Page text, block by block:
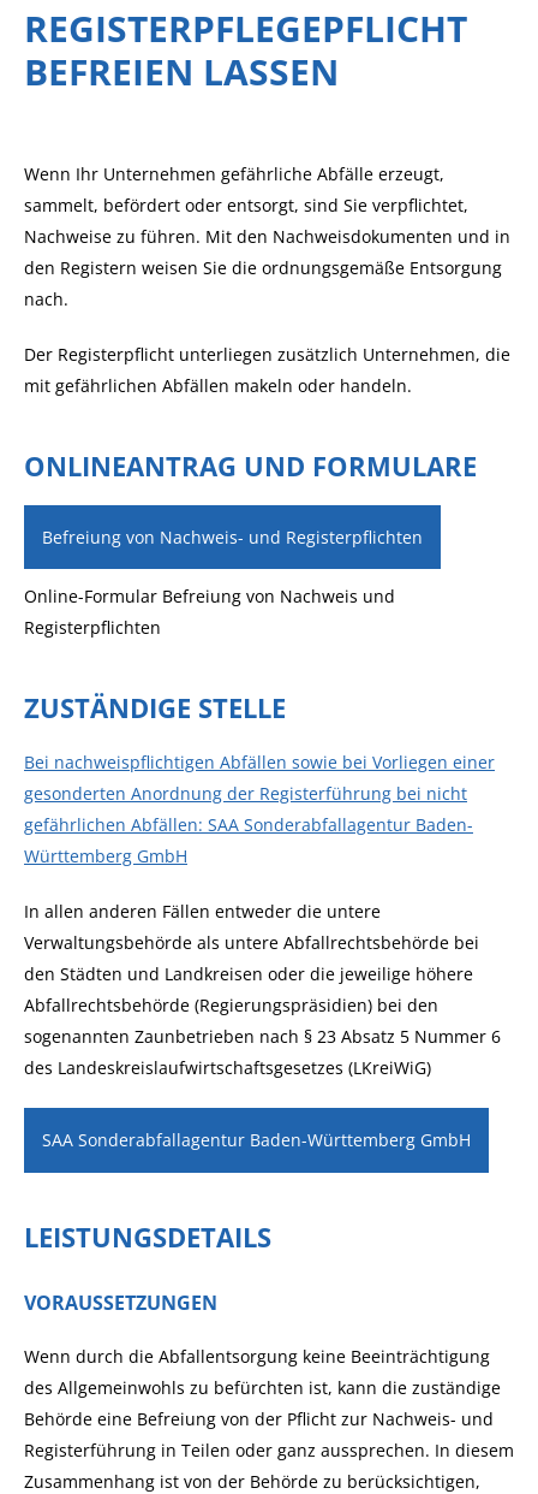
REGISTERPFLEGEPFLICHT
BEFREIEN LASSEN
Wenn Ihr Unternehmen gefährliche Abfälle erzeugt,
sammelt, befördert oder entsorgt, sind Sie verpflichtet,
Nachweise zu führen. Mit den Nachweisdokumenten und in
den Registern weisen Sie die ordnungsgemäße Entsorgung
nach.
Der Registerpflicht unterliegen zusätzlich Unternehmen, die
mit gefährlichen Abfällen makeln oder handeln.
ONLINEANTRAG UND FORMULARE
Befreiung von Nachweis- und Registerpflichten
Online-Formular Befreiung von Nachweis und
Registerpflichten
ZUSTÄNDIGE STELLE
Bei nachweispflichtigen Abfällen sowie bei Vorliegen einer
gesonderten Anordnung der Registerführung bei nicht
gefährlichen Abfällen: SAA Sonderabfallagentur Baden-
Württemberg GmbH
In allen anderen Fällen entweder die untere
Verwaltungsbehörde als untere Abfallrechtsbehörde bei
den Städten und Landkreisen oder die jeweilige höhere
Abfallrechtsbehörde (Regierungspräsidien) bei den
sogenannten Zaunbetrieben nach § 23 Absatz 5 Nummer 6
des Landeskreislaufwirtschaftsgesetzes (LKreiWiG)
SAA Sonderabfallagentur Baden-Württemberg GmbH
LEISTUNGSDETAILS
VORAUSSETZUNGEN
Wenn durch die Abfallentsorgung keine Beeinträchtigung
des Allgemeinwohls zu befürchten ist, kann die zuständige
Behörde eine Befreiung von der Pflicht zur Nachweis- und
Registerführung in Teilen oder ganz aussprechen. In diesem
Zusammenhang ist von der Behörde zu berücksichtigen,